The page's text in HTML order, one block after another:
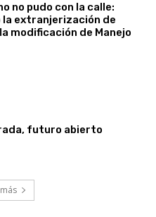
no pudo con la calle:
extranjerización de
modificación de Manejo
futuro abierto